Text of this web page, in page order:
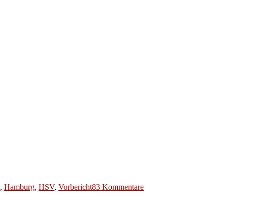
, Hamburg, HSV, Vorbericht83 Kommentarezu